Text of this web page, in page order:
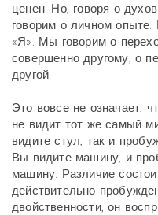
ценен. Но, говоря о
говорим о личном
«Я». Мы говорим о
совершенно другому, о
другой.
Это вовсе не означает,
не видит тот же самый
видите стул, так и
Вы видите машину, и
машину. Различие
действительно
двойственности, он